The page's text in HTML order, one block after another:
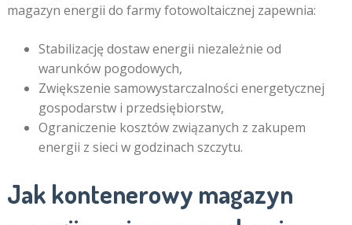
magazyn energii do farmy fotowoltaicznej zapewnia:
Stabilizację dostaw energii niezależnie od
warunków pogodowych,
Zwiększenie samowystarczalności energetycznej
gospodarstw i przedsiębiorstw,
Ograniczenie kosztów związanych z zakupem
energii z sieci w godzinach szczytu.
Jak kontenerowy magazyn